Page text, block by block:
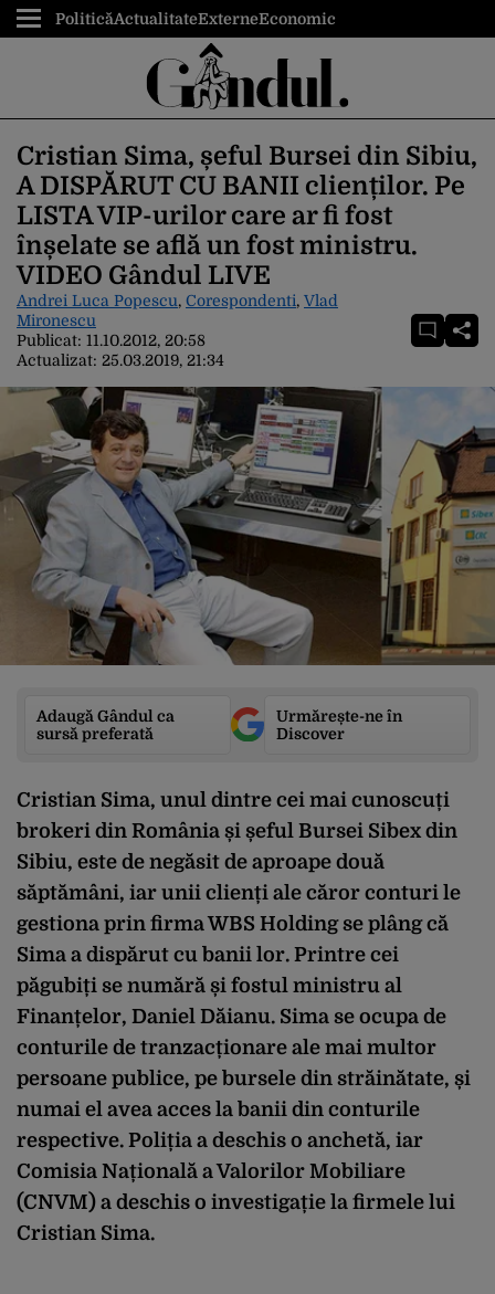
PoliticăActualitateExterneEconomic
Cristian Sima, șeful Bursei din Sibiu,
A DISPĂRUT CU BANII clienților. Pe
LISTA VIP-urilor care ar fi fost
înșelate se află un fost ministru.
VIDEO Gândul LIVE
Andrei Luca Popescu, Corespondenti, Vlad
Mironescu
Publicat: 11.10.2012, 20:58
Actualizat: 25.03.2019, 21:34
Adaugă Gândul ca
sursă preferată
Urmărește-ne în
Discover
Cristian Sima, unul dintre cei mai cunoscuți
brokeri din România și șeful Bursei Sibex din
Sibiu, este de negăsit de aproape două
săptămâni, iar unii clienți ale căror conturi le
gestiona prin firma WBS Holding se plâng că
Sima a dispărut cu banii lor. Printre cei
păgubiți se numără și fostul ministru al
Finanțelor, Daniel Dăianu. Sima se ocupa de
conturile de tranzacționare ale mai multor
persoane publice, pe bursele din străinătate, și
numai el avea acces la banii din conturile
respective. Poliția a deschis o anchetă, iar
Comisia Națională a Valorilor Mobiliare
(CNVM) a deschis o investigație la firmele lui
Cristian Sima.